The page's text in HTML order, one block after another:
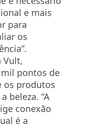
e mais
para
os
Vult,
pontos de
os produtos
beleza. “A
conexão
é a